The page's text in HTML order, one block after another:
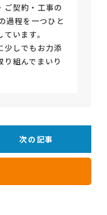
ご契約・工事の
過程を一つひと
います。
少しでもお力添
組んでまいり
次の記事